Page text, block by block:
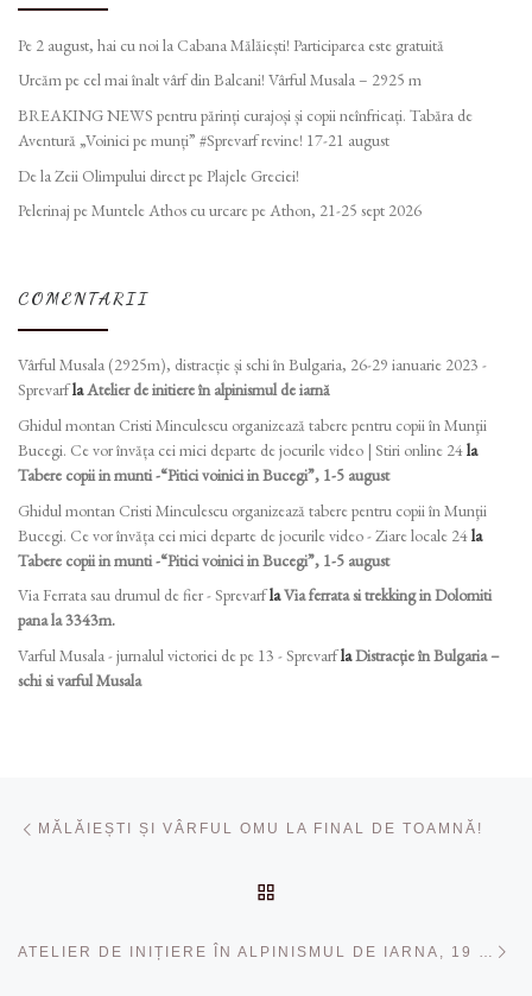
Pe 2 august, hai cu noi la Cabana Mălăiești! Participarea este gratuită
Urcăm pe cel mai înalt vârf din Balcani! Vârful Musala – 2925 m
BREAKING NEWS pentru părinți curajoși și copii neînfricați. Tabăra de
Aventură „Voinici pe munți” #Sprevarf revine! 17-21 august
De la Zeii Olimpului direct pe Plajele Greciei!
Pelerinaj pe Muntele Athos cu urcare pe Athon, 21-25 sept 2026
COMENTARII
Vârful Musala (2925m), distracție și schi în Bulgaria, 26-29 ianuarie 2023 -
SprevarflaAtelier de initiere în alpinismul de iarnă
Ghidul montan Cristi Minculescu organizează tabere pentru copii în Munţii
Bucegi. Ce vor învăța cei mici departe de jocurile video | Stiri online 24la
Tabere copii in munti -“Pitici voinici in Bucegi”, 1-5 august
Ghidul montan Cristi Minculescu organizează tabere pentru copii în Munţii
Bucegi. Ce vor învăța cei mici departe de jocurile video - Ziare locale 24la
Tabere copii in munti -“Pitici voinici in Bucegi”, 1-5 august
Via Ferrata sau drumul de fier - SprevarflaVia ferrata si trekking in Dolomiti
pana la 3343m.
Varful Musala - jurnalul victoriei de pe 13 - SprevarflaDistracție în Bulgaria –
schi si varful Musala
MĂLĂIEȘTI ȘI VÂRFUL OMU LA FINAL DE TOAMNĂ!